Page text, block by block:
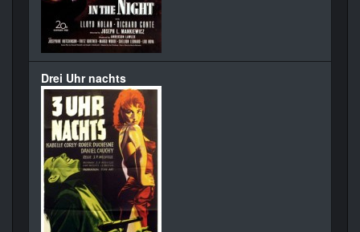
Drei Uhr nachts